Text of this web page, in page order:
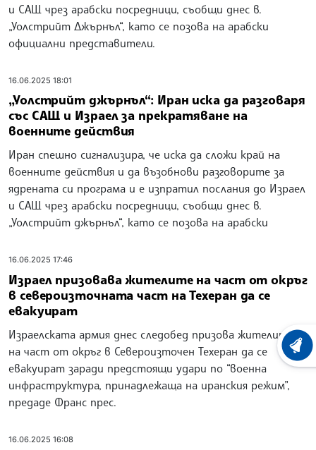
и САЩ чрез арабски посредници, съобщи днес в.
„Уолстрийт Джърнъл“, като се позова на арабски
официални представители.
16.06.2025 18:01
„Уолстрийт джърнъл“: Иран иска да разговаря
със САЩ и Израел за прекратяване на
военните действия
Иран спешно сигнализира, че иска да сложи край на
военните действия и да възобнови разговорите за
ядрената си програма и е изпратил послания до Израел
и САЩ чрез арабски посредници, съобщи днес в.
„Уолстрийт джърнъл“, като се позова на арабски
16.06.2025 17:46
Израел призовава жителите на част от окръг
в североизточната част на Техеран да се
евакуират
Израелската армия днес следобед призова жителите
на част от окръг в Североизточен Техеран да се
евакуират заради предстоящи удари по “военна
инфраструктура, принадлежаща на иранския режим”,
предаде Франс прес.
16.06.2025 16:08